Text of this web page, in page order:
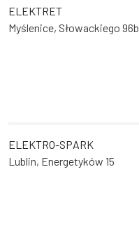
ELEKTRET
Myślenice, Słowackiego 96b
ELEKTRO-SPARK
Lublin, Energetyków 15